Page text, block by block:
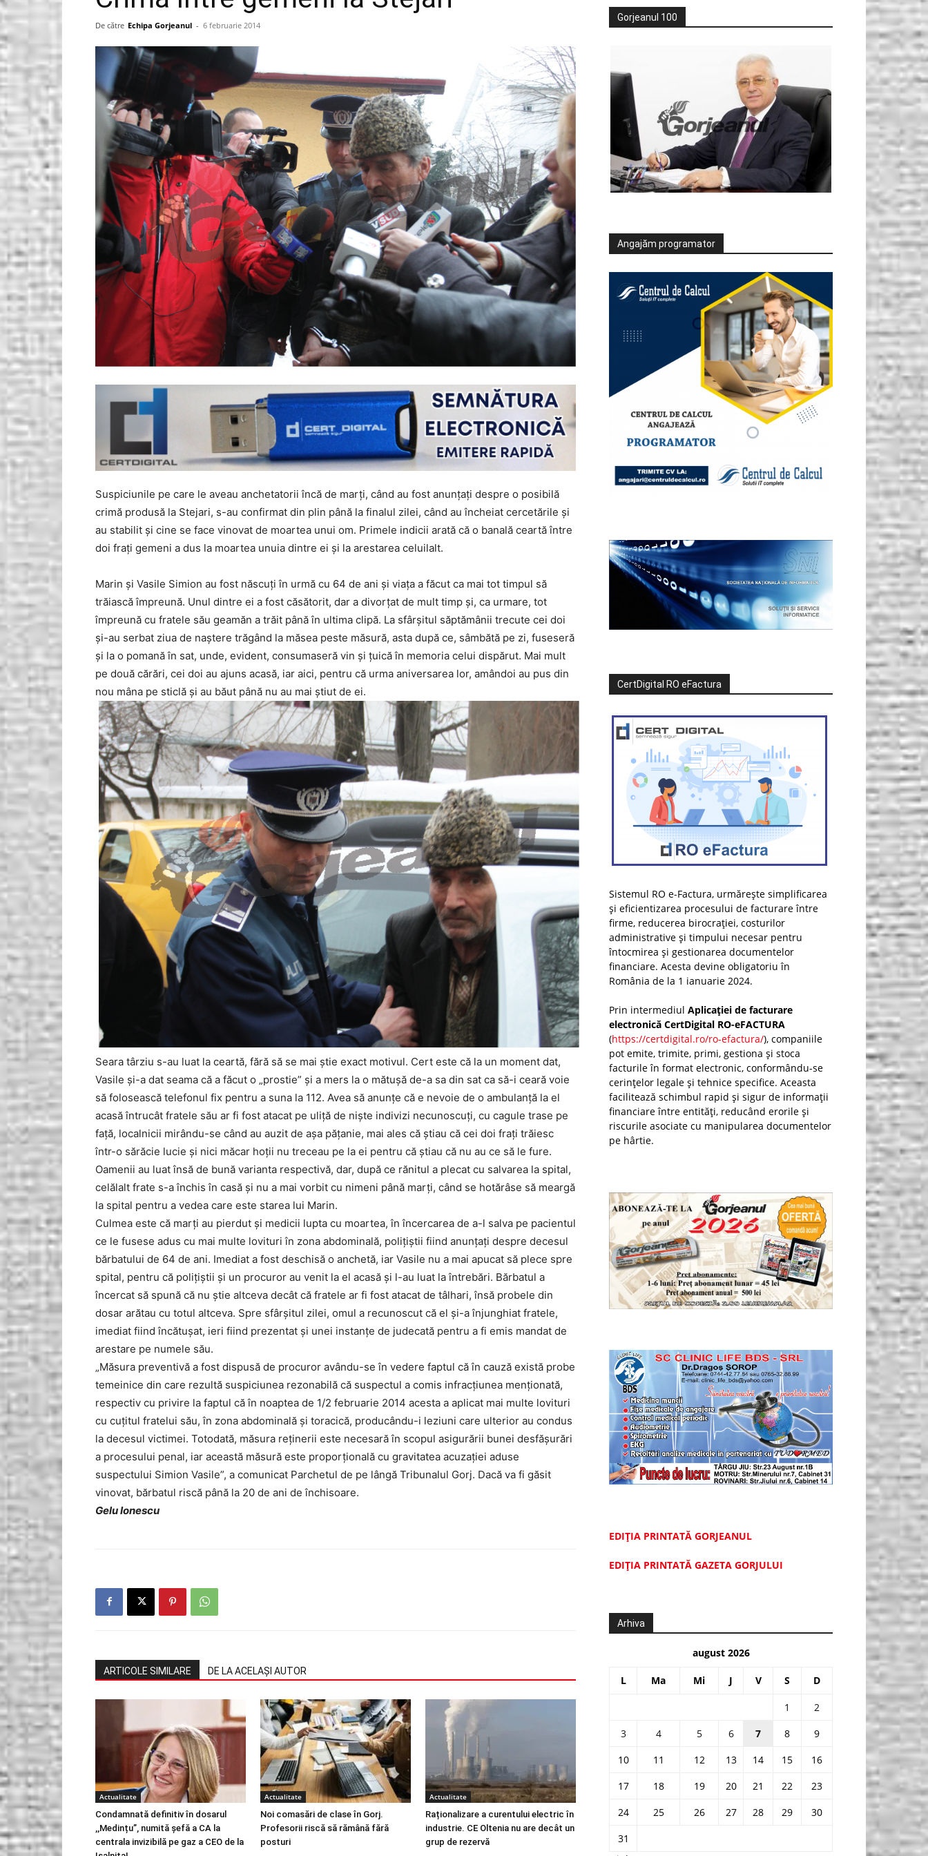
Gorjeanul.ro
De către Echipa Gorjeanul - 6 februarie 2014
Suspiciunile pe care le aveau anchetatorii încă de marți, când au fost anunțați despre o posibilă
crimă produsă la Stejari, s-au confirmat din plin până la finalul zilei, când au încheiat cercetările și
au stabilit și cine se face vinovat de moartea unui om. Primele indicii arată că o banală ceartă între
doi frați gemeni a dus la moartea unuia dintre ei și la arestarea celuilalt.
Marin și Vasile Simion au fost născuți în urmă cu 64 de ani și viața a făcut ca mai tot timpul să
trăiască împreună. Unul dintre ei a fost căsătorit, dar a divorțat de mult timp și, ca urmare, tot
împreună cu fratele său geamăn a trăit până în ultima clipă. La sfârșitul săptămânii trecute cei doi
și-au serbat ziua de naștere trăgând la măsea peste măsură, asta după ce, sâmbătă pe zi, fuseseră
și la o pomană în sat, unde, evident, consumaseră vin și țuică în memoria celui dispărut. Mai mult
pe două cărări, cei doi au ajuns acasă, iar aici, pentru că urma aniversarea lor, amândoi au pus din
nou mâna pe sticlă și au băut până nu au mai știut de ei.
Seara târziu s-au luat la ceartă, fără să se mai știe exact motivul. Cert este că la un moment dat,
Vasile și-a dat seama că a făcut o „prostie” și a mers la o mătușă de-a sa din sat ca să-i ceară voie
să folosească telefonul fix pentru a suna la 112. Avea să anunțe că e nevoie de o ambulanță la el
acasă întrucât fratele său ar fi fost atacat pe uliță de niște indivizi necunoscuți, cu cagule trase pe
față, localnicii mirându-se când au auzit de așa pățanie, mai ales că știau că cei doi frați trăiesc
într-o sărăcie lucie și nici măcar hoții nu treceau pe la ei pentru că știau că nu au ce să le fure.
Oamenii au luat însă de bună varianta respectivă, dar, după ce rănitul a plecat cu salvarea la spital,
celălalt frate s-a închis în casă și nu a mai vorbit cu nimeni până marți, când se hotărâse să meargă
la spital pentru a vedea care este starea lui Marin.
Culmea este că marți au pierdut și medicii lupta cu moartea, în încercarea de a-l salva pe pacientul
ce le fusese adus cu mai multe lovituri în zona abdominală, polițiștii fiind anunțați despre decesul
bărbatului de 64 de ani. Imediat a fost deschisă o anchetă, iar Vasile nu a mai apucat să plece spre
spital, pentru că polițiștii și un procuror au venit la el acasă și l-au luat la întrebări. Bărbatul a
încercat să spună că nu știe altceva decât că fratele ar fi fost atacat de tâlhari, însă probele din
dosar arătau cu totul altceva. Spre sfârșitul zilei, omul a recunoscut că el și-a înjunghiat fratele,
imediat fiind încătușat, ieri fiind prezentat și unei instanțe de judecată pentru a fi emis mandat de
arestare pe numele său.
„Măsura preventivă a fost dispusă de procuror avându-se în vedere faptul că în cauză există probe
temeinice din care rezultă suspiciunea rezonabilă că suspectul a comis infracţiunea menţionată,
respectiv cu privire la faptul că în noaptea de 1/2 februarie 2014 acesta a aplicat mai multe lovituri
cu cuţitul fratelui său, în zona abdominală şi toracică, producându-i leziuni care ulterior au condus
la decesul victimei. Totodată, măsura reţinerii este necesară în scopul asigurării bunei desfăşurări
a procesului penal, iar această măsură este proporţională cu gravitatea acuzaţiei aduse
suspectului Simion Vasile”, a comunicat Parchetul de pe lângă Tribunalul Gorj. Dacă va fi găsit
vinovat, bărbatul riscă până la 20 de ani de închisoare.
Gelu Ionescu
ARTICOLE SIMILARE DE LA ACELAȘI AUTOR
Actualitate
Condamnată definitiv în dosarul
,,Medințu”, numită șefă a CA la
centrala invizibilă pe gaz a CEO de la
Actualitate
Noi comasări de clase în Gorj.
Profesorii riscă să rămână fără
posturi
Actualitate
Raționalizare a curentului electric în
industrie. CE Oltenia nu are decât un
grup de rezervă
Gorjeanul 100
Angajăm programator
CertDigital RO eFactura
Sistemul RO e-Factura, urmărește simplificarea
și eficientizarea procesului de facturare între
firme, reducerea birocrației, costurilor
administrative și timpului necesar pentru
întocmirea și gestionarea documentelor
financiare. Acesta devine obligatoriu în
România de la 1 ianuarie 2024.
Prin intermediul Aplicației de facturare
electronică CertDigital RO-eFACTURA
(https://certdigital.ro/ro-efactura/), companiile
pot emite, trimite, primi, gestiona și stoca
facturile în format electronic, conformându-se
cerințelor legale și tehnice specifice. Aceasta
facilitează schimbul rapid și sigur de informații
financiare între entități, reducând erorile și
riscurile asociate cu manipularea documentelor
pe hârtie.
EDIȚIA PRINTATĂ GORJEANUL
EDIŢIA PRINTATĂ GAZETA GORJULUI
Arhiva
august 2026
L Ma Mi J V S D
1
2
3
4 5 6 7 8
9
10
11 12 13 14 15
16
17
18 19 20 21 22
23
24
25 26 27 28 29
30
31